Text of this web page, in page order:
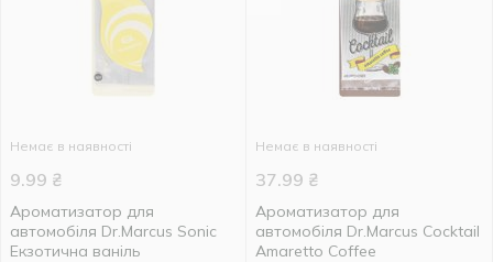
Немає в наявності
9.99 ₴
Ароматизатор для
автомобіля Dr.Marcus Sonic
Екзотична ваніль
Немає в наявності
37.99 ₴
Ароматизатор для
автомобіля Dr.Marcus Cocktail
Amaretto Coffee